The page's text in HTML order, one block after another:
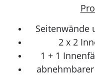
Seitenwände
2 x 2
1 + 1